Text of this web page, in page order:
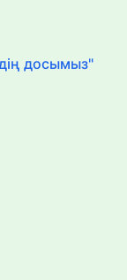
досымыз"